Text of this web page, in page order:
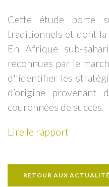
Cette étude porte
traditionnels et dont la
En Afrique sub-
reconnues par le
d''identifier les
d’origine provenant
couronnées de succès.
Lire le rapport
RETOUR AUX